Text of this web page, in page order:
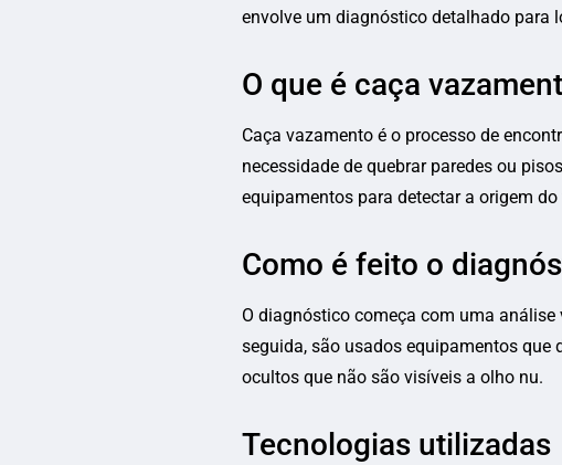
envolve um diagnóstico detalhado para
O que é caça
Caça vazamento é o processo de
necessidade de quebrar paredes ou
equipamentos para detectar a origem
Como é feito o
O diagnóstico começa com uma análise
seguida, são usados equipamentos
ocultos que não são visíveis a olho nu.
Tecnologias utilizadas